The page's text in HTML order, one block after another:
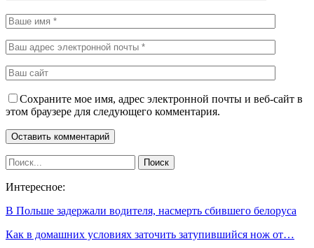
Сохраните мое имя, адрес электронной почты и веб-сайт в
этом браузере для следующего комментария.
Интересное:
В Польше задержали водителя, насмерть сбившего белоруса
Как в домашних условиях заточить затупившийся нож от…